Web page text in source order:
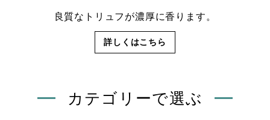
良質なトリュフが濃厚に香ります。
詳しくはこちら
カテゴリーで選ぶ